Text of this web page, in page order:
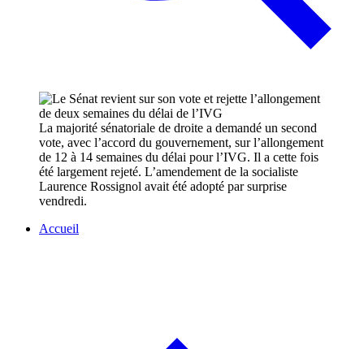
La majorité sénatoriale de droite a demandé un second
vote, avec l’accord du gouvernement, sur l’allongement
de 12 à 14 semaines du délai pour l’IVG. Il a cette fois
été largement rejeté. L’amendement de la socialiste
Laurence Rossignol avait été adopté par surprise
vendredi.
Accueil